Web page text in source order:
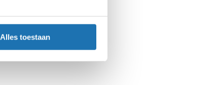
Alles toestaan